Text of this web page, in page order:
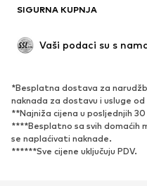
Posebne prigode
OBUĆA
Novo
Tenisice
SIGURNA KUPNJA
Vaši podaci su s
*Besplatna dostava za
naknada za dostavu i usluge
**Najniža cijena u posljednjih
****Besplatno sa svih domaćih
se naplaćivati ​​naknade.
******Sve cijene uključuju PDV.